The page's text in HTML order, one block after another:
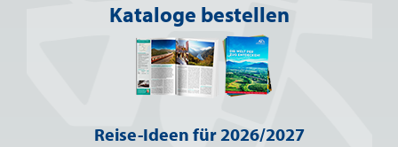
Kataloge bestellen
Reise-Ideen für 2026/2027